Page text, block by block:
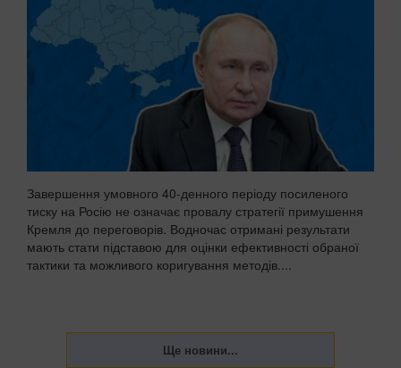
Завершення умовного 40-денного періоду посиленого
тиску на Росію не означає провалу стратегії примушення
Кремля до переговорів. Водночас отримані результати
мають стати підставою для оцінки ефективності обраної
тактики та можливого коригування методів....